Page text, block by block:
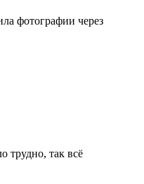
фотографии через
трудно, так всё